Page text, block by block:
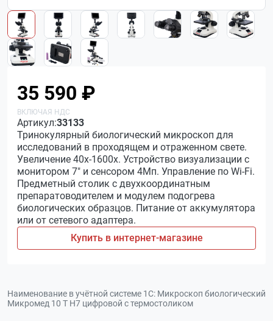
35 590 ₽
Артикул:33133
Тринокулярный биологический микроскоп для
исследований в проходящем и отраженном свете.
Увеличение 40х-1600х. Устройство визуализации с
монитором 7" и сенсором 4Мп. Управление по Wi-Fi.
Предметный столик с двухкоординатным
препаратоводителем и модулем подогрева
биологических образцов. Питание от аккумулятора
или от сетевого адаптера.
Купить в интернет-магазине
Наименование в учётной системе 1С: Микроскоп биологический
Микромед 10 T H7 цифровой c термостоликом